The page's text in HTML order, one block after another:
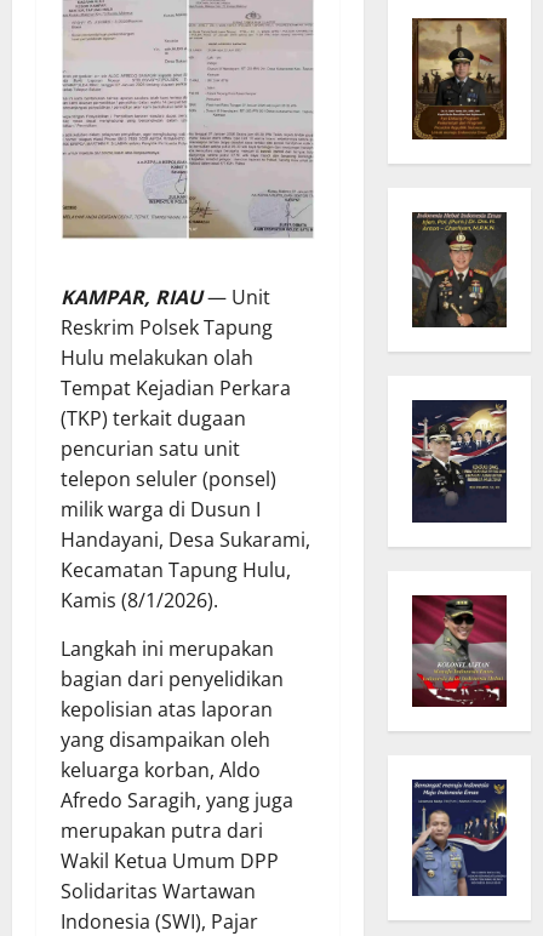
KAMPAR, RIAU— Unit
Reskrim Polsek Tapung
Hulu melakukan olah
Tempat Kejadian Perkara
(TKP) terkait dugaan
pencurian satu unit
telepon seluler (ponsel)
milik warga di Dusun I
Handayani, Desa Sukarami,
Kecamatan Tapung Hulu,
Kamis (8/1/2026).
Langkah ini merupakan
bagian dari penyelidikan
kepolisian atas laporan
yang disampaikan oleh
keluarga korban, Aldo
Afredo Saragih, yang juga
merupakan putra dari
Wakil Ketua Umum DPP
Solidaritas Wartawan
Indonesia (SWI), Pajar